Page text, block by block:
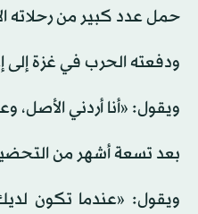
حمل عدد كبير من رحلاته
ودفعته الحرب في غزة إلى
ويقول: «أنا أردني الأصل،
بعد تسعة أشهر من
ويقول: «عندما تكون